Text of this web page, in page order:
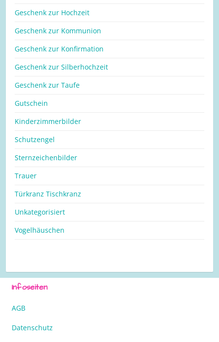
Geschenk zur Hochzeit
Geschenk zur Kommunion
Geschenk zur Konfirmation
Geschenk zur Silberhochzeit
Geschenk zur Taufe
Gutschein
Kinderzimmerbilder
Schutzengel
Sternzeichenbilder
Trauer
Türkranz Tischkranz
Unkategorisiert
Vogelhäuschen
Infoseiten
AGB
Datenschutz